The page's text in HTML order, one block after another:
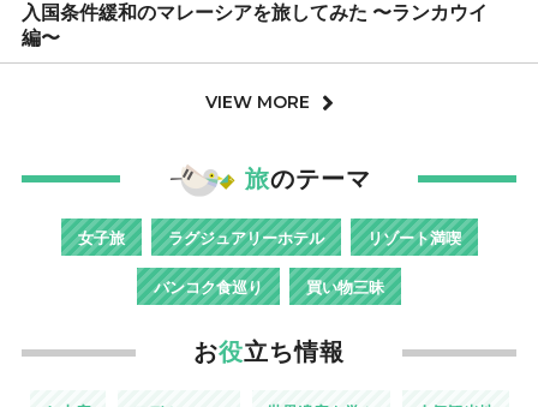
入国条件緩和のマレーシアを旅してみた 〜ランカウイ
編〜
VIEW MORE
旅のテーマ
女子旅 ラグジュアリーホテル リゾート満喫
バンコク食巡り 買い物三昧
お役立ち情報